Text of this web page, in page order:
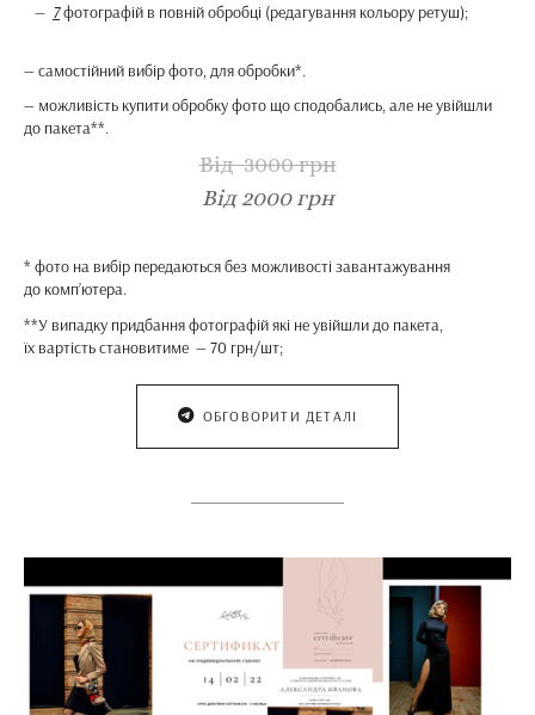
— 7фотографій в повній обробці (редагування кольору ретуш);
— самостійний вибір фото, для обробки*.
— можливість купити обробку фото що сподобались, але не увійшли
до пакета**.
Від 3000 грн
Від 2000 грн
* фото на вибір передаються без можливості завантажування
до комп’ютера.
**У випадку придбання фотографій які не увійшли до пакета,
їх вартість становитиме — 70 грн/шт;
ОБГОВОРИТИ ДЕТАЛІ